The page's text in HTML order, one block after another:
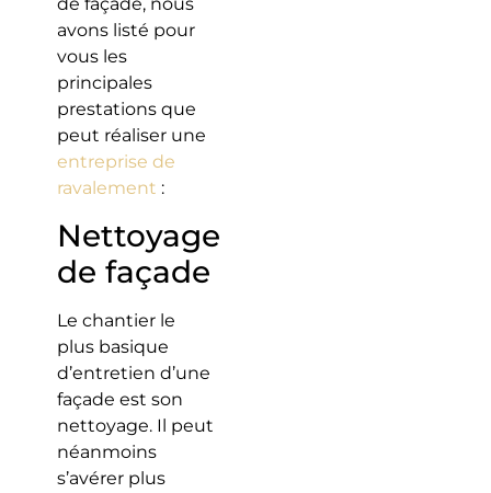
avons listé pour
vous les
principales
prestations que
peut réaliser une
entreprise de
ravalement :
Nettoyage
de façade
Le chantier le
plus basique
d’entretien d’une
façade est son
nettoyage. Il peut
néanmoins
s’avérer plus